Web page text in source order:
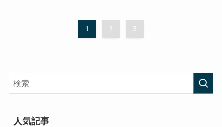
1 2 3
人気記事